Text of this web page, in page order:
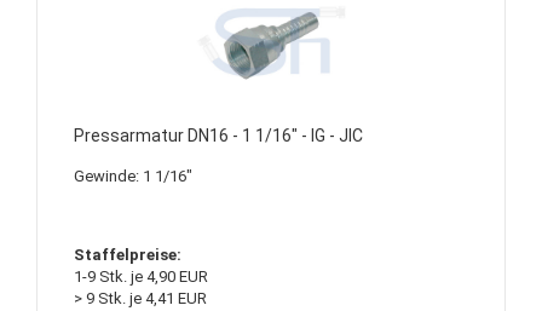
Pressarmatur DN16 - 1 1/16" - IG - JIC
Gewinde: 1 1/16"
Staffelpreise:
1-9 Stk. je 4,90 EUR
> 9 Stk. je 4,41 EUR